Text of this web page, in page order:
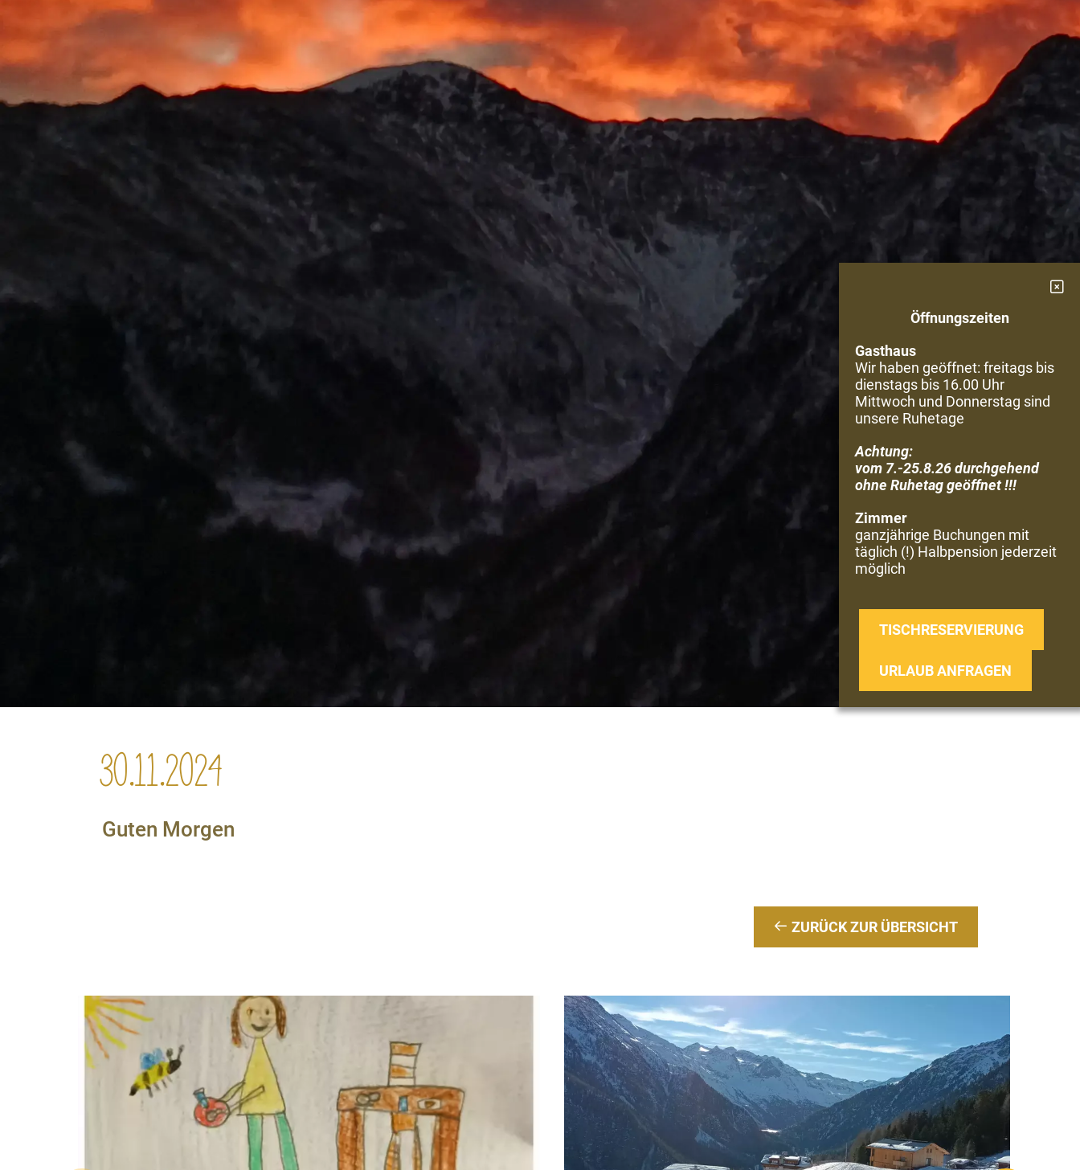
30.11.2024
Guten Morgen
ZURÜCK ZUR ÜBERSICHT
Öffnungszeiten
Gasthaus
Wir haben geöffnet: freitags bis
dienstags bis 16.00 Uhr
Mittwoch und Donnerstag sind
unsere Ruhetage
Achtung:
vom 7.-25.8.26 durchgehend
ohne Ruhetag geöffnet !!!
Zimmer
ganzjährige Buchungen mit
täglich (!) Halbpension jederzeit
möglich
TISCHRESERVIERUNG
URLAUB ANFRAGEN